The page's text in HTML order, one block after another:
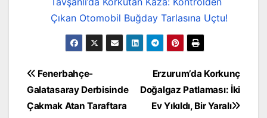
Çıkan Otomobil Buğday Tarlasına Uçtu!
Yazı
gezinmesi
Erzurum’da Korkunç
Doğalgaz Patlaması: İki
Ev Yıkıldı, Bir Yaralı
Fenerbahçe-
Galatasaray Derbisinde
Çakmak Atan Taraftara